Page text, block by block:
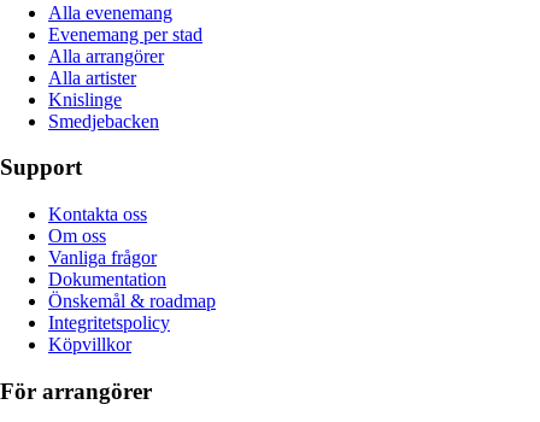
Alla evenemang
Evenemang per stad
Alla arrangörer
Alla artister
Knislinge
Smedjebacken
Support
Kontakta oss
Om oss
Vanliga frågor
Dokumentation
Önskemål & roadmap
Integritetspolicy
Köpvillkor
För arrangörer